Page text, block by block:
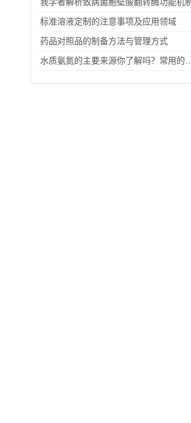
标准溶液定制的注意事项及应用领域
药品对照品的制备方法与管理方式